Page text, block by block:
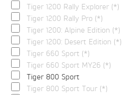
Tiger 1200 Rally Explorer (*)
Tiger 1200 Rally Pro (*)
Tiger 1200: Alpine Edition (*)
Tiger 1200: Desert Edition (*)
Tiger 660 Sport (*)
Tiger 660 Sport MY26 (*)
Tiger 800 Sport
Tiger 800 Sport Tour (*)